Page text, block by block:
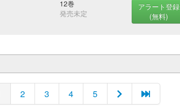
12巻
発売未定
アラート登録
(無料)
2 3 4 5